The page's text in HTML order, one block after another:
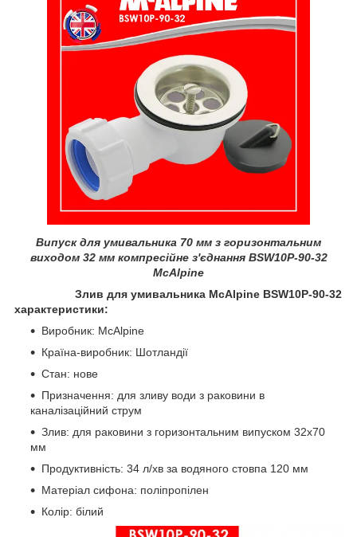
Випуск для умивальника 70 мм з горизонтальним
виходом 32 мм компресійне з'єднання BSW10P-90-32
McAlpine
Злив для умивальника McAlpine BSW10P-90-32
характеристики:
Виробник: McAlpine
Країна-виробник: Шотландії
Стан: нове
Призначення: для зливу води з раковини в
каналізаційний струм
Злив: для раковини з горизонтальним випуском 32x70
мм
Продуктивність: 34 л/хв за водяного стовпа 120 мм
Матеріал сифона: поліпропілен
Колір: білий